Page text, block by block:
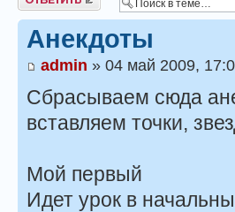
Анекдоты
admin » 04 май 2009,
Сбрасываем сюда
вставляем точки,
Мой первый
Идет урок в